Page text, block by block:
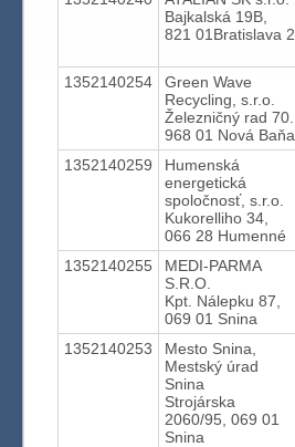
Bajkalská 19B,
821 01Bratislava 2
1352140254
Green Wave
Recycling, s.r.o.
Železničný rad 70.
968 01 Nová Baňa
1352140259
Humenská
energetická
spoločnosť, s.r.o.
Kukorelliho 34,
066 28 Humenné
1352140255
MEDI-PARMA
S.R.O.
Kpt. Nálepku 87,
069 01 Snina
1352140253
Mesto Snina,
Mestský úrad
Snina
Strojárska
2060/95, 069 01
Snina